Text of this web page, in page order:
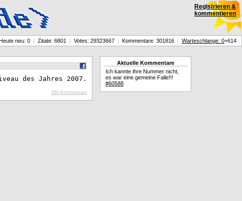
neu: 0 | Zitate: 6801 | Votes: 29323667 | Kommentare: 301816 | Warteschlange: 0+614
des Jahres 2007.
289 Kommentare
Aktuelle Kommentare
Ich kannte ihre Nummer nicht,
es war eine gemeine Falle!!!
#60588
Registrieren &
kommentieren